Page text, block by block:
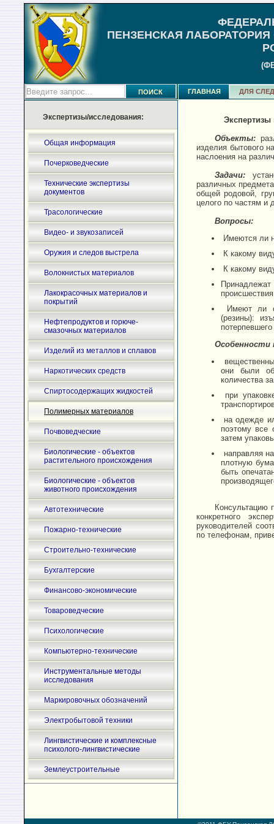
ПЕНЗЕНСКАЯ
ГЛАВНАЯ ДЛЯ
Экспертизы/исследования:
Общая информация
Почерковедческие
Технические экспертизы
документов
Трасологические
Видео- и звукозаписей
Оружия и следов выстрела
Волокнистых материалов
Лакокрасочных материалов и
покрытий
Нефтепродуктов и горюче-
смазочных материалов
Изделий из металлов и сплавов
Наркотических средств
Спиртосодержащих жидкостей
Полимерных материалов
Почвоведческие
Биологические - объектов
растительного происхождения
Биологические - объектов
животного происхождения
Автотехнические
Пожарно-технические
Строительно-технические
Бухгалтерские
Финансово-экономические
Товароведческие
Психологические
Компьютерно-технические
Инструментальные методы
исследования
Маркировочных обозначений
Электробытовой техники
Лингвистические и комплексные
психолого-лингвистические
Землеустроительные
Экспертизы
Объекты:
изделия бытового
наслоения на
Задачи:
различных
общей родовой,
целого по частям и
Вопросы:
Имеются ли
К какому
К какому
Имеют ли
(резины):
Особенности
они были
количества
при
на одежде
поэтому все
затем
направляя
плотную
быть
Консультацию
конкретного
руководителей
по телефонам,